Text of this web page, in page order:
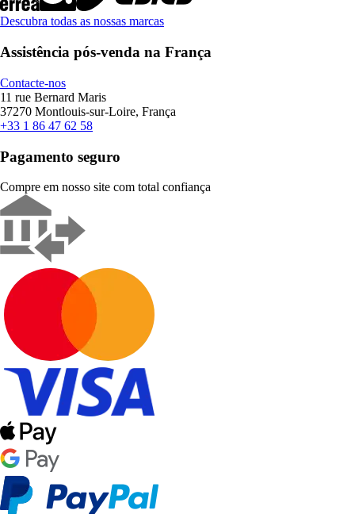
Descubra todas as nossas marcas
Assistência pós-venda na França
Contacte-nos
11 rue Bernard Maris
37270 Montlouis-sur-Loire, França
+33 1 86 47 62 58
Pagamento seguro
Compre em nosso site com total confiança